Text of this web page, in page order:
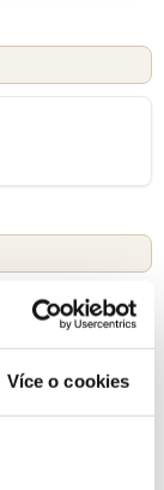
Více o cookies